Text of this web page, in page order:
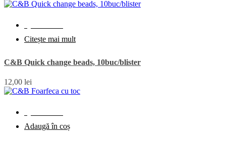
Citește mai mult
C&B Quick change beads, 10buc/blister
12,00 lei
Adaugă în coș